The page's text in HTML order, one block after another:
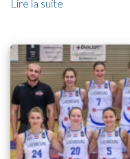
Lire la suite